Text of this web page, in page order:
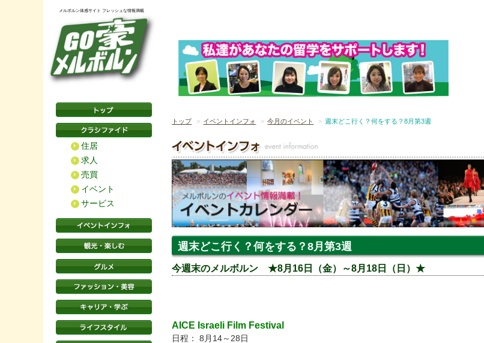
メルボルン体感サイト フレッシュな情報満載
住居
求人
売買
イベント
サービス
トップ イベントインフォ 今月のイベント 週末どこ行く？何をする？8月第3週
週末どこ行く？何をする？8月第3週
今週末のメルボルン ★8月16日（金）～8月18日（日）★
AICE Israeli Film Festival
日程： 8月14～28日